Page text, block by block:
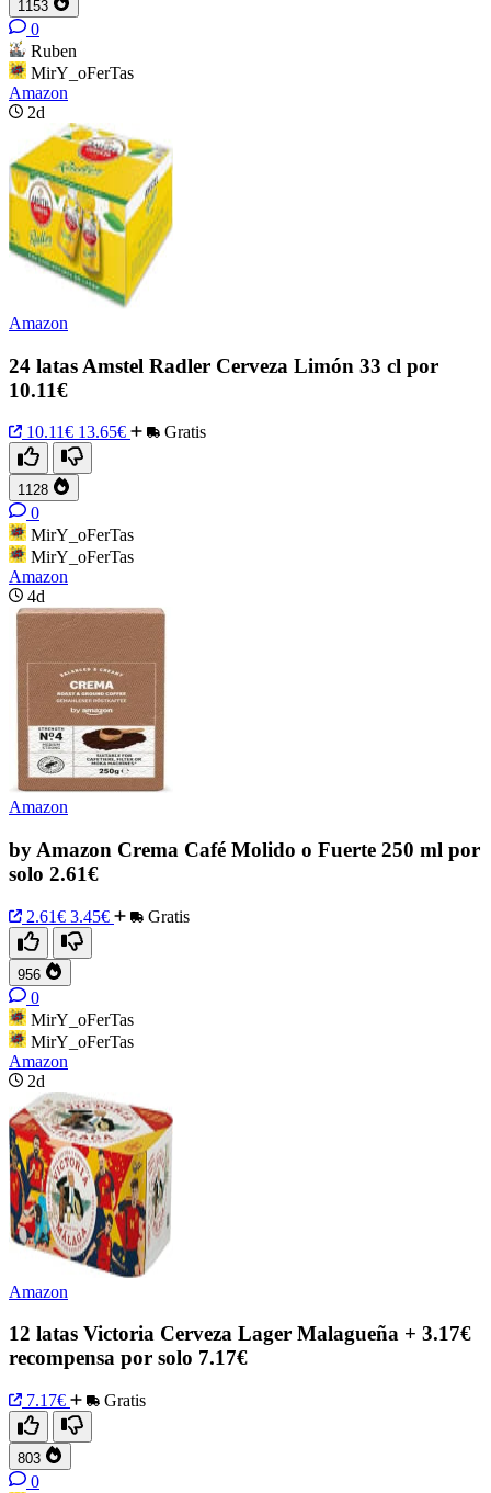
1153
0
Ruben
MirY_oFerTas
Amazon
2d
Amazon
24 latas Amstel Radler Cerveza Limón 33 cl por
10.11€
10.11€ 13.65€ Gratis
1128
0
MirY_oFerTas
MirY_oFerTas
Amazon
4d
Amazon
by Amazon Crema Café Molido o Fuerte 250 ml por
solo 2.61€
2.61€ 3.45€ Gratis
956
0
MirY_oFerTas
MirY_oFerTas
Amazon
2d
Amazon
12 latas Victoria Cerveza Lager Malagueña + 3.17€
recompensa por solo 7.17€
7.17€ Gratis
803
0